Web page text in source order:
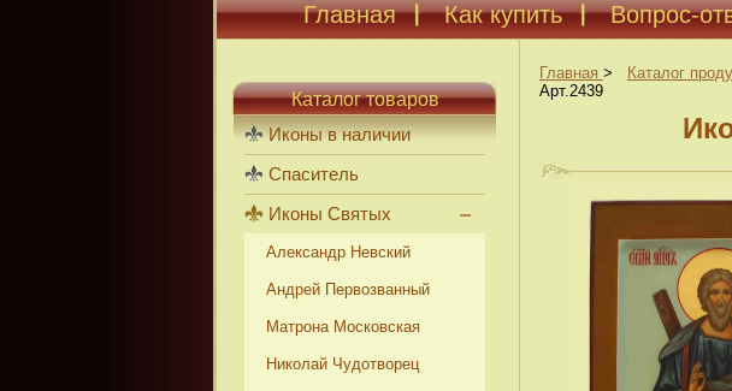
Главная Как купить Вопрос-
Главная > Каталог
Арт.2439
Каталог товаров
Иконы в наличии
Спаситель
Иконы Святых
Александр Невский
Андрей Первозванный
Матрона Московская
Николай Чудотворец